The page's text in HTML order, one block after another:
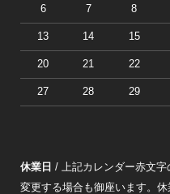
6 7 8
13 14 15
20 21 22
27 28 29
休業日 / 上記カレンダー赤文
変更する場合も御座います。